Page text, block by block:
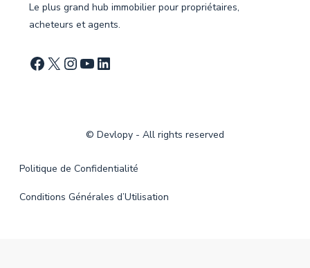
Le plus grand hub immobilier pour propriétaires,
acheteurs et agents.
© Devlopy - All rights reserved
Politique de Confidentialité
Conditions Générales d’Utilisation